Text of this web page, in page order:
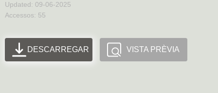
Updated: 09-06-2025
Accessos: 55
DESCARREGAR VISTA PRÈVIA